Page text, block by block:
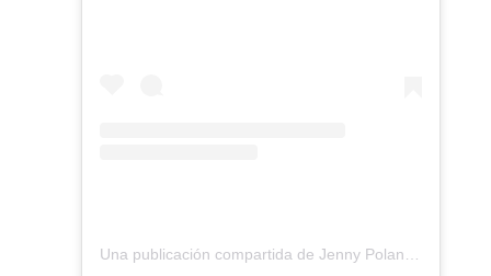
Una publicación compartida de Jenny Polanco (@jennypolanco)